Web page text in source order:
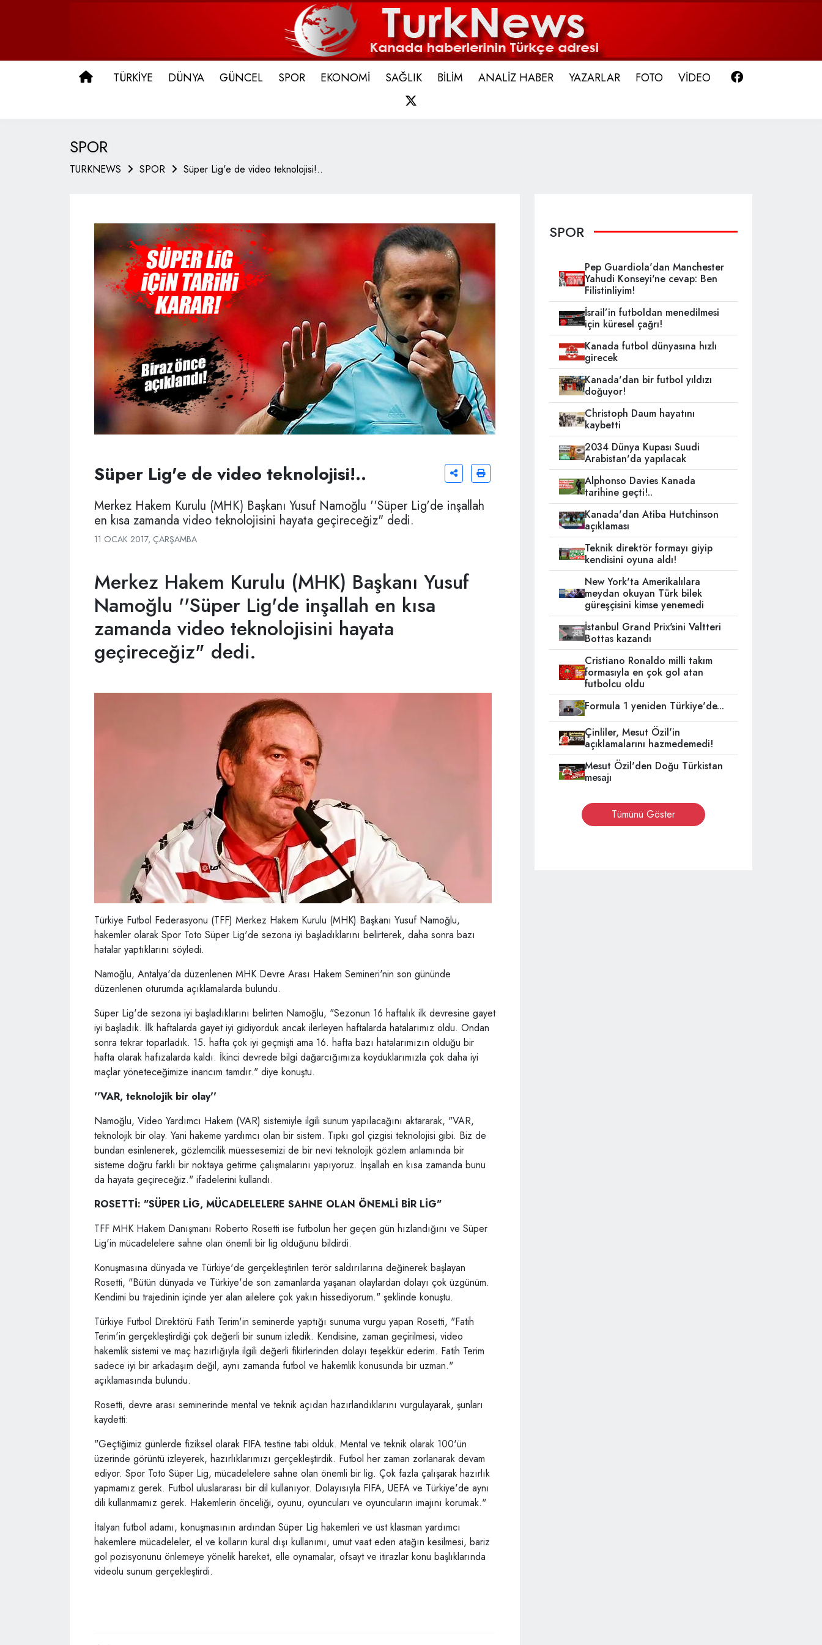
ANA SAYFA
TÜRKİYE DÜNYA GÜNCEL SPOR EKONOMİ SAĞLIK BİLİM ANALİZ HABER YAZARLAR FOTO VİDEO
SPOR
TURKNEWS SPOR Süper Lig'e de video teknolojisi!..
Süper Lig'e de video teknolojisi!..
Merkez Hakem Kurulu (MHK) Başkanı Yusuf Namoğlu ''Süper Lig'de inşallah
en kısa zamanda video teknolojisini hayata geçireceğiz" dedi.
11 OCAK 2017, ÇARŞAMBA
Merkez Hakem Kurulu (MHK) Başkanı Yusuf
Namoğlu ''Süper Lig'de inşallah en kısa
zamanda video teknolojisini hayata
geçireceğiz" dedi.
Türkiye Futbol Federasyonu (TFF) Merkez Hakem Kurulu (MHK) Başkanı Yusuf Namoğlu,
hakemler olarak Spor Toto Süper Lig'de sezona iyi başladıklarını belirterek, daha sonra bazı
hatalar yaptıklarını söyledi.
Namoğlu, Antalya'da düzenlenen MHK Devre Arası Hakem Semineri'nin son gününde
düzenlenen oturumda açıklamalarda bulundu.
Süper Lig'de sezona iyi başladıklarını belirten Namoğlu, "Sezonun 16 haftalık ilk devresine gayet
iyi başladık. İlk haftalarda gayet iyi gidiyorduk ancak ilerleyen haftalarda hatalarımız oldu. Ondan
sonra tekrar toparladık. 15. hafta çok iyi geçmişti ama 16. hafta bazı hatalarımızın olduğu bir
hafta olarak hafızalarda kaldı. İkinci devrede bilgi dağarcığımıza koyduklarımızla çok daha iyi
maçlar yöneteceğimize inancım tamdır." diye konuştu.
''VAR, teknolojik bir olay''
Namoğlu, Video Yardımcı Hakem (VAR) sistemiyle ilgili sunum yapılacağını aktararak, "VAR,
teknolojik bir olay. Yani hakeme yardımcı olan bir sistem. Tıpkı gol çizgisi teknolojisi gibi. Biz de
bundan esinlenerek, gözlemcilik müessesemizi de bir nevi teknolojik gözlem anlamında bir
sisteme doğru farklı bir noktaya getirme çalışmalarını yapıyoruz. İnşallah en kısa zamanda bunu
da hayata geçireceğiz." ifadelerini kullandı.
ROSETTİ: "SÜPER LİG, MÜCADELELERE SAHNE OLAN ÖNEMLİ BİR LİG"
TFF MHK Hakem Danışmanı Roberto Rosetti ise futbolun her geçen gün hızlandığını ve Süper
Lig'in mücadelelere sahne olan önemli bir lig olduğunu bildirdi.
Konuşmasına dünyada ve Türkiye'de gerçekleştirilen terör saldırılarına değinerek başlayan
Rosetti, "Bütün dünyada ve Türkiye'de son zamanlarda yaşanan olaylardan dolayı çok üzgünüm.
Kendimi bu trajedinin içinde yer alan ailelere çok yakın hissediyorum." şeklinde konuştu.
Türkiye Futbol Direktörü Fatih Terim'in seminerde yaptığı sunuma vurgu yapan Rosetti, "Fatih
Terim'in gerçekleştirdiği çok değerli bir sunum izledik. Kendisine, zaman geçirilmesi, video
hakemlik sistemi ve maç hazırlığıyla ilgili değerli fikirlerinden dolayı teşekkür ederim. Fatih Terim
sadece iyi bir arkadaşım değil, aynı zamanda futbol ve hakemlik konusunda bir uzman."
açıklamasında bulundu.
Rosetti, devre arası seminerinde mental ve teknik açıdan hazırlandıklarını vurgulayarak, şunları
kaydetti:
"Geçtiğimiz günlerde fiziksel olarak FIFA testine tabi olduk. Mental ve teknik olarak 100'ün
üzerinde görüntü izleyerek, hazırlıklarımızı gerçekleştirdik. Futbol her zaman zorlanarak devam
ediyor. Spor Toto Süper Lig, mücadelelere sahne olan önemli bir lig. Çok fazla çalışarak hazırlık
yapmamız gerek. Futbol uluslararası bir dil kullanıyor. Dolayısıyla FIFA, UEFA ve Türkiye'de aynı
dili kullanmamız gerek. Hakemlerin önceliği, oyunu, oyuncuları ve oyuncuların imajını korumak."
İtalyan futbol adamı, konuşmasının ardından Süper Lig hakemleri ve üst klasman yardımcı
hakemlere mücadeleler, el ve kolların kural dışı kullanımı, umut vaat eden atağın kesilmesi, bariz
gol pozisyonunu önlemeye yönelik hareket, elle oynamalar, ofsayt ve itirazlar konu başlıklarında
videolu sunum gerçekleştirdi.
SPOR
Pep Guardiola'dan Manchester
Yahudi Konseyi'ne cevap: Ben
Filistinliyim!
İsrail’in futboldan menedilmesi
için küresel çağrı!
Kanada futbol dünyasına hızlı
girecek
Kanada'dan bir futbol yıldızı
doğuyor!
Christoph Daum hayatını
kaybetti
2034 Dünya Kupası Suudi
Arabistan'da yapılacak
Alphonso Davies Kanada
tarihine geçti!..
Kanada'dan Atiba Hutchinson
açıklaması
Teknik direktör formayı giyip
kendisini oyuna aldı!
New York'ta Amerikalılara
meydan okuyan Türk bilek
güreşçisini kimse yenemedi
İstanbul Grand Prix'sini Valtteri
Bottas kazandı
Cristiano Ronaldo milli takım
formasıyla en çok gol atan
futbolcu oldu
Formula 1 yeniden Türkiye'de...
Çinliler, Mesut Özil'in
açıklamalarını hazmedemedi!
Mesut Özil'den Doğu Türkistan
mesajı
Tümünü Göster